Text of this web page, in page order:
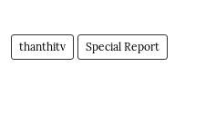
thanthitv Special Report